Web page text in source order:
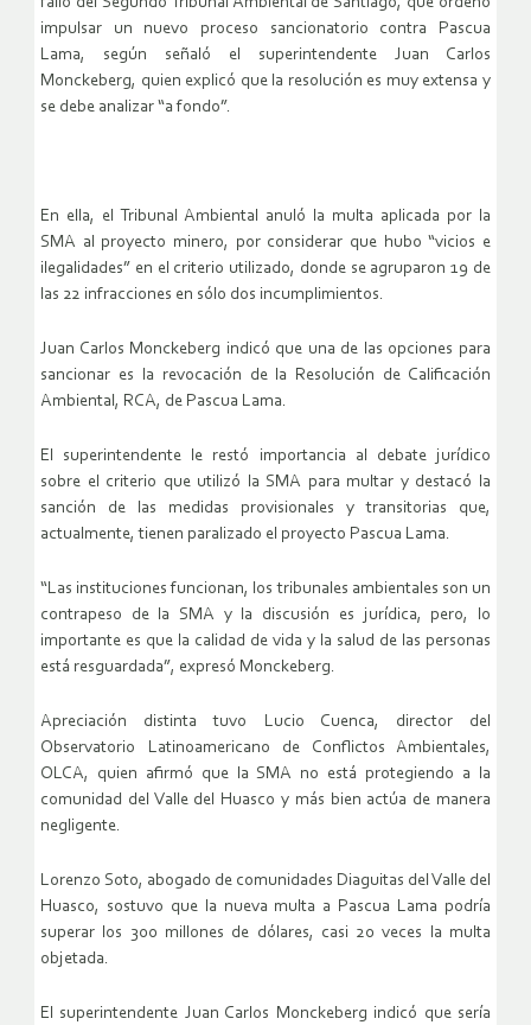
impulsar un nuevo proceso sancionatorio contra Pascua
Lama, según señaló el superintendente Juan Carlos
Monckeberg, quien explicó que la resolución es muy extensa y
se debe analizar “a fondo”.
En ella, el Tribunal Ambiental anuló la multa aplicada por la
SMA al proyecto minero, por considerar que hubo “vicios e
ilegalidades” en el criterio utilizado, donde se agruparon 19 de
las 22 infracciones en sólo dos incumplimientos.
Juan Carlos Monckeberg indicó que una de las opciones para
sancionar es la revocación de la Resolución de Calificación
Ambiental, RCA, de Pascua Lama.
El superintendente le restó importancia al debate jurídico
sobre el criterio que utilizó la SMA para multar y destacó la
sanción de las medidas provisionales y transitorias que,
actualmente, tienen paralizado el proyecto Pascua Lama.
“Las instituciones funcionan, los tribunales ambientales son un
contrapeso de la SMA y la discusión es jurídica, pero, lo
importante es que la calidad de vida y la salud de las personas
está resguardada”, expresó Monckeberg.
Apreciación distinta tuvo Lucio Cuenca, director del
Observatorio Latinoamericano de Conflictos Ambientales,
OLCA, quien afirmó que la SMA no está protegiendo a la
comunidad del Valle del Huasco y más bien actúa de manera
negligente.
Lorenzo Soto, abogado de comunidades Diaguitas del Valle del
Huasco, sostuvo que la nueva multa a Pascua Lama podría
superar los 300 millones de dólares, casi 20 veces la multa
objetada.
El superintendente Juan Carlos Monckeberg indicó que sería